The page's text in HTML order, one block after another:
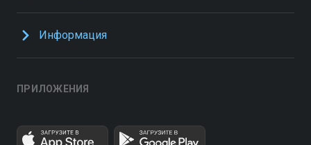
Информация
ПРИЛОЖЕНИЯ